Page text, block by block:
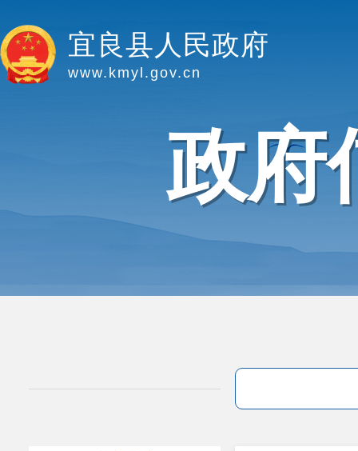
宜良县人民政府
www.kmyl.gov.cn
政府